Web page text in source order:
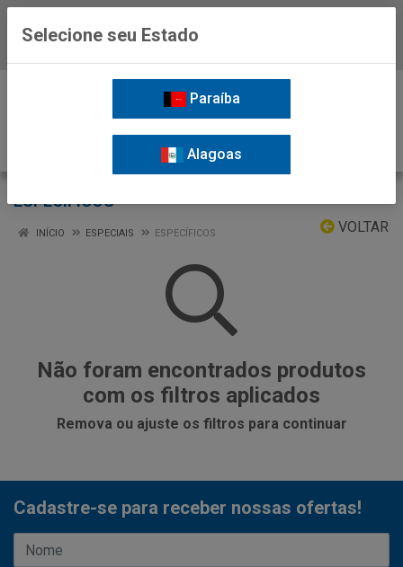
ESPECÍFICOS
VOLTAR
INÍCIO ESPECIAIS ESPECÍFICOS
Não foram encontrados produtos
com os filtros aplicados
Remova ou ajuste os filtros para continuar
Cadastre-se para receber nossas ofertas!
Selecione seu Estado
Paraíba
Alagoas